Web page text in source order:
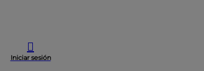
Iniciar sesión